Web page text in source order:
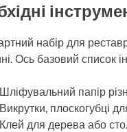
набір для
Ось базовий список
Шліфувальний папір
Викрутки, плоскогубці
Клей для дерева або